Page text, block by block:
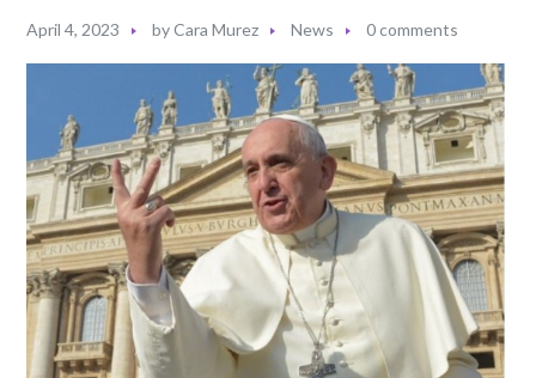
April 4, 2023 byCara Murez News 0 comments